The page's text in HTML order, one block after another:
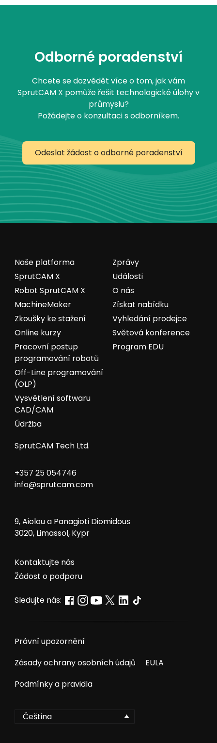
Odborné poradenství
Chcete se dozvědět více o tom, jak vám
SprutCAM X pomůže řešit technologické úlohy v
průmyslu?
Požádejte o konzultaci s odborníkem.
Odeslat žádost o odborné poradenství
Zprávy
Události
O nás
Získat nabídku
Vyhledání prodejce
Světová konference
Program EDU
Naše platforma
SprutCAM X
Robot SprutCAM X
MachineMaker
Zkoušky ke stažení
Online kurzy
Pracovní postup
programování robotů
Off-Line programování
(OLP)
Vysvětlení softwaru
CAD/CAM
Údržba
SprutCAM Tech Ltd.
+357 25 054746
info@sprutcam.com
9, Aiolou a Panagioti Diomidous
3020, Limassol, Kypr
Kontaktujte nás
Žádost o podporu
Sledujte nás:
Právní upozornění
Zásady ochrany osobních údajů
EULA
Podmínky a pravidla
Čeština